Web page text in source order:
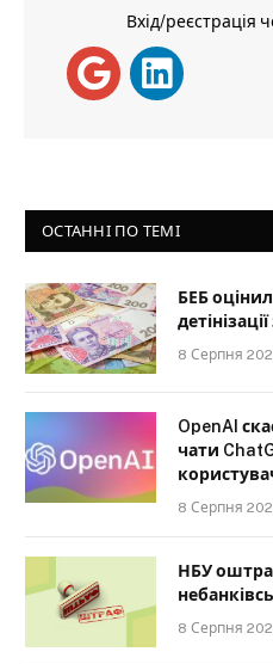
Вхід/реєстрація
ОСТАННІ ПО ТЕМІ
БЕБ
8 Серпня
OpenAI
чати
8 Серпня
НБУ
8 Серпня